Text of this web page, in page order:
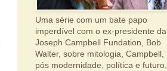
Uma série com um bate papo
imperdível com o ex-presidente da
Joseph Campbell Fundation, Bob
Walter, sobre mitologia, Campbell,
pós modernidade, política e futuro,